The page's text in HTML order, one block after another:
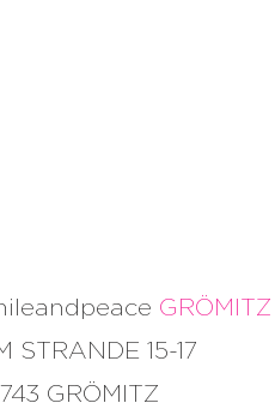
GRÖMITZ
STRANDE 15-17
GRÖMITZ